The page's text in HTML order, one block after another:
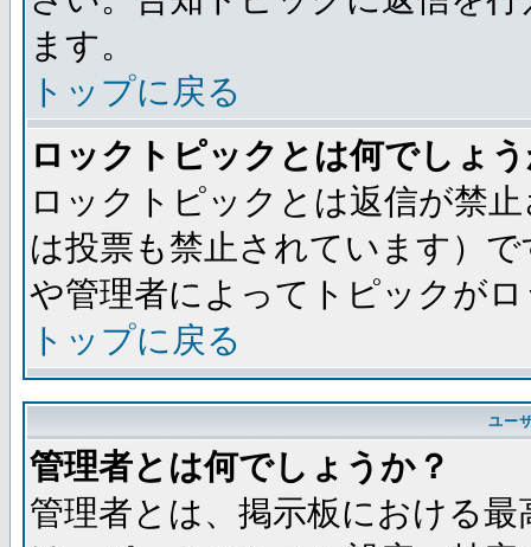
ます。
トップに戻る
ロックトピックとは何でしょ
ロックトピックとは返信が禁
は投票も禁止されています）
や管理者によってトピックが
トップに戻る
ユー
管理者とは何でしょうか？
管理者とは、掲示板における